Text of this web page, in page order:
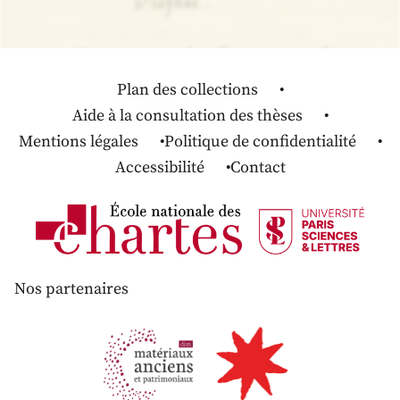
Plan des collections
Aide à la consultation des thèses
Mentions légales
Politique de confidentialité
Accessibilité
Contact
Nos partenaires